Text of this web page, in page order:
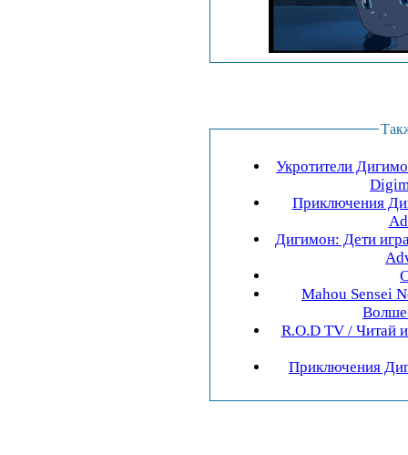
Укротители
Приключения
Дигимон: Дети
Mahou Sensei
R.O.D TV / Читай
Приключения